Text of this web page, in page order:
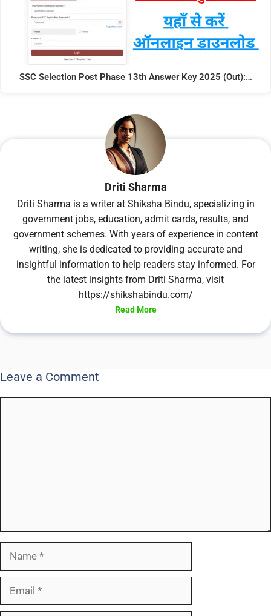
SSC Selection Post Phase 13th Answer Key 2025 (Out):…
Driti Sharma
Driti Sharma is a writer at Shiksha Bindu, specializing in
government jobs, education, admit cards, results, and
government schemes. With years of experience in content
writing, she is dedicated to providing accurate and
insightful information to help readers stay informed. For
the latest insights from Driti Sharma, visit
https://shikshabindu.com/
Read More
Leave a Comment